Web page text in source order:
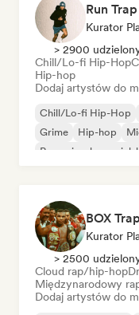
Run Trap
Kurator
> 2900
Chill/Lo-fi Hip-Hop
Hip-hop
Dodaj artystów do
Chill/Lo-fi Hip-Hop
Grime
Hip-hop
Rap w języku
BOX Trap
Kurator
> 2500
Cloud rap/hip-hop
Międzynarodowy
Dodaj artystów do